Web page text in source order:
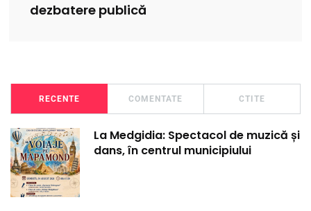
dezbatere publică
RECENTE COMENTATE CTITE
La Medgidia: Spectacol de muzică și
dans, în centrul municipiului